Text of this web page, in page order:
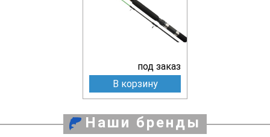
под заказ
В корзину
Наши бренды